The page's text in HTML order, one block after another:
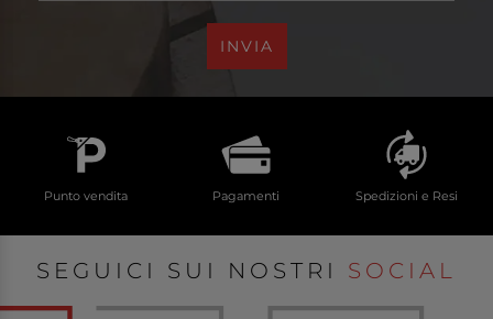
INVIA
Punto vendita Pagamenti Spedizioni e Resi
SEGUICI SUI NOSTRI SOCIAL